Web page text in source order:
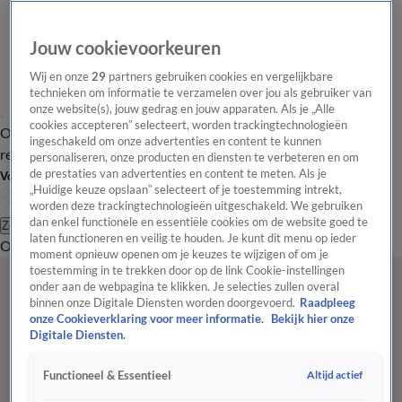
Overzicht Laatste nieuws Regionieuws Het beste van Hart
Tip de
redactie
Volg Hart van Nederland
Zoeken
OverzichtRegioUitzendingenWeerTip de redactiePanelVideo's
Jouw cookievoorkeuren
Wij en onze29 partners gebruiken cookies en vergelijkbare
technieken om informatie te verzamelen over jou als gebruiker van
onze website(s), jouw gedrag en jouw apparaten. Als je „Alle
cookies accepteren” selecteert, worden trackingtechnologieën
ingeschakeld om onze advertenties en content te kunnen
personaliseren, onze producten en diensten te verbeteren en om
de prestaties van advertenties en content te meten. Als je
„Huidige keuze opslaan” selecteert of je toestemming intrekt,
worden deze trackingtechnologieën uitgeschakeld. We gebruiken
dan enkel functionele en essentiële cookies om de website goed te
laten functioneren en veilig te houden. Je kunt dit menu op ieder
moment opnieuw openen om je keuzes te wijzigen of om je
toestemming in te trekken door op de link Cookie-instellingen
onder aan de webpagina te klikken. Je selecties zullen overal
binnen onze Digitale Diensten worden doorgevoerd. Raadpleeg
onze Cookieverklaring voor meer informatie.
Bekijk hier onze
Digitale Diensten.
Functioneel & Essentieel Altijd actief